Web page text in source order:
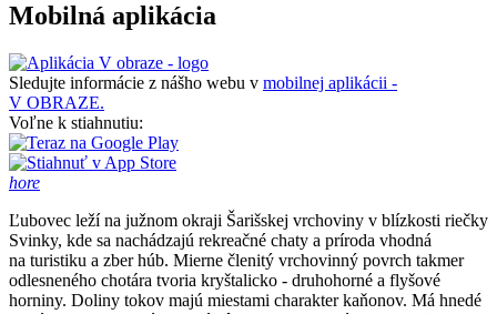
Mobilná aplikácia
Sledujte informácie z nášho webu v mobilnej aplikácii -
V OBRAZE.
Voľne k stiahnutiu:
hore
Ľubovec leží na južnom okraji Šarišskej vrchoviny v blízkosti riečky
Svinky, kde sa nachádzajú rekreačné chaty a príroda vhodná
na turistiku a zber húb. Mierne členitý vrchovinný povrch takmer
odlesneného chotára tvoria kryštalicko - druhohorné a flyšové
horniny. Doliny tokov majú miestami charakter kaňonov. Má hnedé